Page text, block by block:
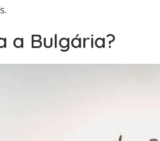
a Bulgária?